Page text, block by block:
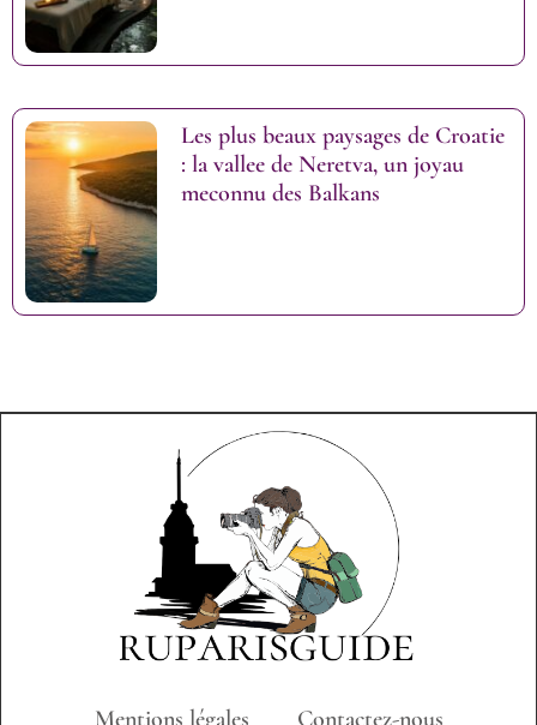
Les plus beaux paysages de Croatie
: la vallee de Neretva, un joyau
meconnu des Balkans
Mentions légales Contactez-nous